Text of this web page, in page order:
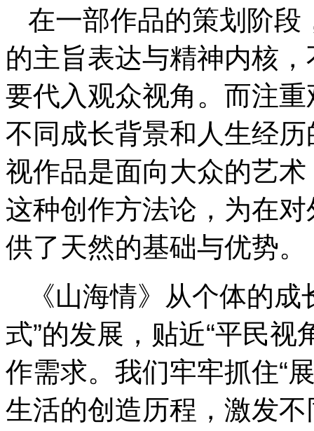
在一部作品的策划阶段
的主旨表达与精神内核
要代入观众视角。而注
不同成长背景和人生经历
视作品是面向大众的艺
这种创作方法论，为在
供了天然的基础与优势。
《山海情》从个体的
式”的发展，贴近“平民
作需求。我们牢牢抓住“
生活的创造历程，激发